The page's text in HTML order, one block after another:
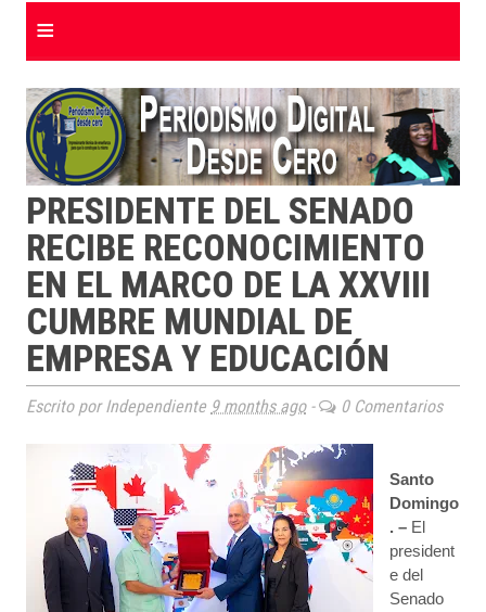
≡
PRESIDENTE DEL SENADO
RECIBE RECONOCIMIENTO
EN EL MARCO DE LA XXVIII
CUMBRE MUNDIAL DE
EMPRESA Y EDUCACIÓN
Escrito por Independiente 9 months ago- 0 Comentarios
Santo
Domingo
. – El
president
e del
Senado